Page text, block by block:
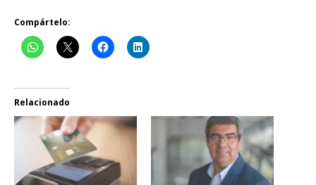
Compártelo:
Relacionado